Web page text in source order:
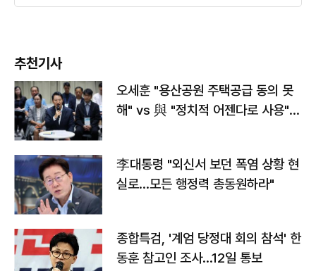
추천기사
오세훈 "용산공원 주택공급 동의 못
해" vs 與 "정치적 어젠다로 사용"
李대통령 "외신서 보던 폭염 상황 현
실로…모든 행정력 총동원하라"
종합특검, '계엄 당정대 회의 참석' 한
동훈 참고인 조사...12일 통보